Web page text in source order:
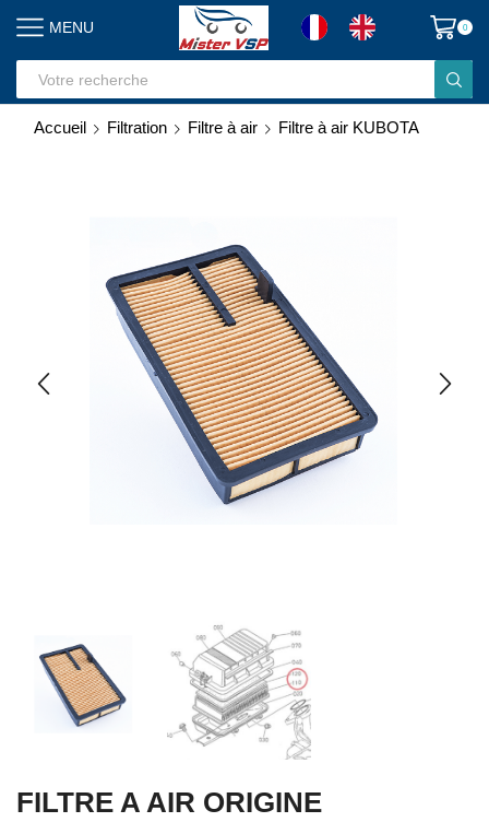
MENU 0
input
Accueil Filtration Filtre à air Filtre à air KUBOTA
FILTRE A AIR ORIGINE